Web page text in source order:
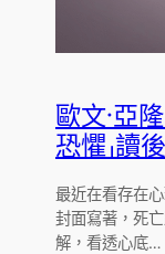
歐文‧亞
恐懼」讀
最近在看存在
封面寫著，死
解，看透心底…